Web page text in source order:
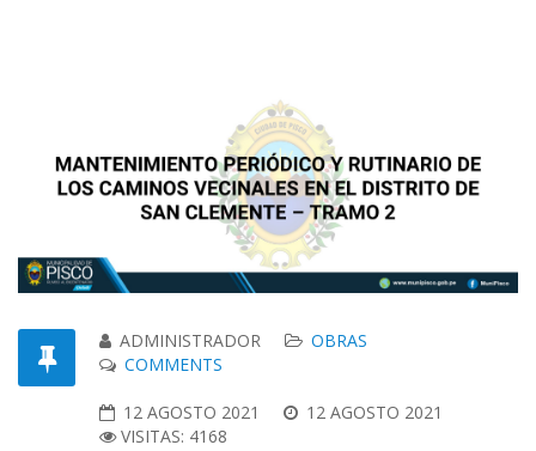
ADMINISTRADOR
OBRAS
COMMENTS
12 AGOSTO 2021
12 AGOSTO 2021
VISITAS: 4168